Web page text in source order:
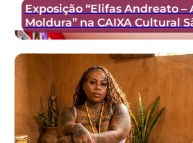
Exposição “Elifas Andreato –
Moldura” na CAIXA Cultural